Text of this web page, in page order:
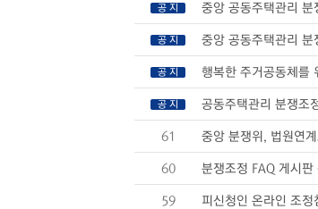
공 지 중앙 공동주택관리 분
공 지 중앙 공동주택관리 분
공 지 행복한 주거공동체를
공 지 공동주택관리 분쟁조
61 중앙 분쟁위, 법원연
60 분쟁조정 FAQ 게시판
59 피신청인 온라인 조정